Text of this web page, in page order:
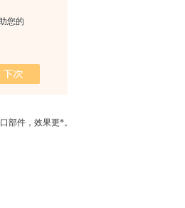
您的
操作人员的安全;
品，原进原出;
保护;
部件，效果更*。